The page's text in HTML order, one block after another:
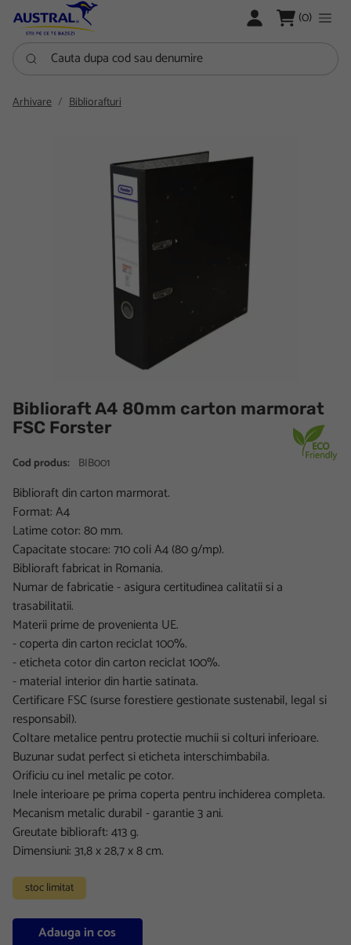
LOGARE (0)
Cauta dupa cod sau denumire
Arhivare Bibliorafturi
Biblioraft A4 80mm carton marmorat
FSC Forster
Cod produs: BIB001
Biblioraft din carton marmorat.
Format: A4
Latime cotor: 80 mm.
Capacitate stocare: 710 coli A4 (80 g/mp).
Biblioraft fabricat in Romania.
Numar de fabricatie - asigura certitudinea calitatii si a
trasabilitatii.
Materii prime de provenienta UE.
- coperta din carton reciclat 100%.
- eticheta cotor din carton reciclat 100%.
- material interior din hartie satinata.
Certificare FSC (surse forestiere gestionate sustenabil, legal si
responsabil).
Coltare metalice pentru protectie muchii si colturi inferioare.
Buzunar sudat perfect si eticheta interschimbabila.
Orificiu cu inel metalic pe cotor.
Inele interioare pe prima coperta pentru inchiderea completa.
Mecanism metalic durabil - garantie 3 ani.
Greutate biblioraft: 413 g.
Dimensiuni: 31,8 x 28,7 x 8 cm.
stoc limitat
Adauga in cos